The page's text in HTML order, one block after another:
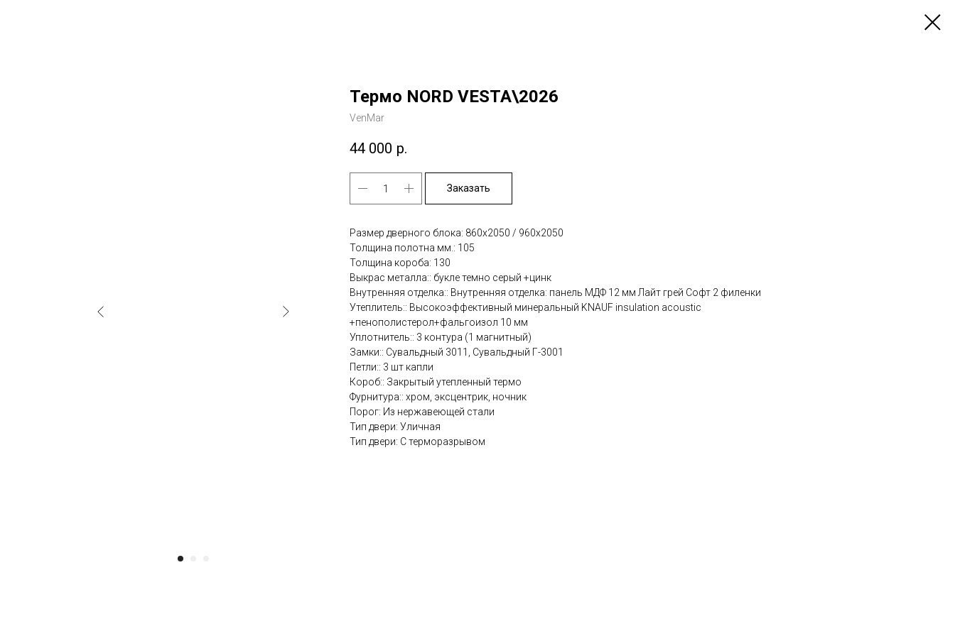
Термо NORD VESTA\2026
VenMar
44 000 р.
Заказать
Размер дверного блока: 860х2050 / 960х2050
Толщина полотна мм.: 105
Толщина короба: 130
Выкрас металла:: букле темно серый +цинк
Внутренняя отделка:: Внутренняя отделка: панель МДФ 12 мм Лайт грей Софт 2 филенки
Утеплитель:: Высокоэффективный минеральный KNAUF insulation acoustic
+пенополистерол+фальгоизол 10 мм
Уплотнитель:: 3 контура (1 магнитный)
Замки:: Сувальдный 3011, Сувальдный Г-3001
Петли:: 3 шт капли
Короб:: Закрытый утепленный термо
Фурнитура:: хром, эксцентрик, ночник
Порог: Из нержавеющей стали
Тип двери: Уличная
Тип двери: С терморазрывом